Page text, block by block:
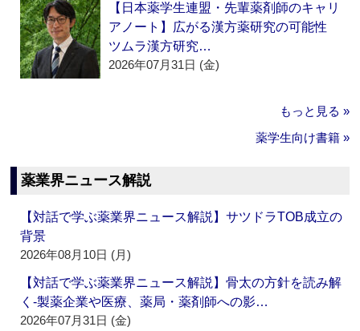
【日本薬学生連盟・先輩薬剤師のキャリ
アノート】広がる漢方薬研究の可能性
ツムラ漢方研究…
2026年07月31日 (金)
もっと見る »
薬学生向け書籍 »
薬業界ニュース解説
【対話で学ぶ薬業界ニュース解説】サツドラTOB成立の
背景
2026年08月10日 (月)
【対話で学ぶ薬業界ニュース解説】骨太の方針を読み解
く‐製薬企業や医療、薬局・薬剤師への影…
2026年07月31日 (金)